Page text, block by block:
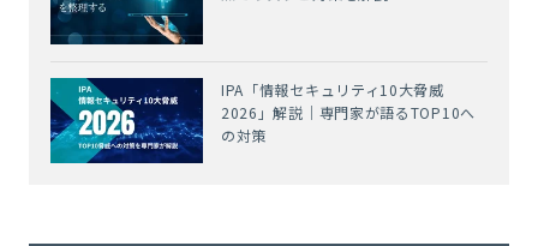
IPA「情報セキュリティ10大脅威
2026」解説｜専門家が語るTOP10へ
の対策